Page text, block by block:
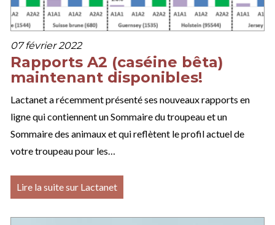
07 février 2022
Rapports A2 (caséine bêta)
maintenant disponibles!
Lactanet a récemment présenté ses nouveaux rapports en
ligne qui contiennent un Sommaire du troupeau et un
Sommaire des animaux et qui reflètent le profil actuel de
votre troupeau pour les…
Lire la suite sur Lactanet